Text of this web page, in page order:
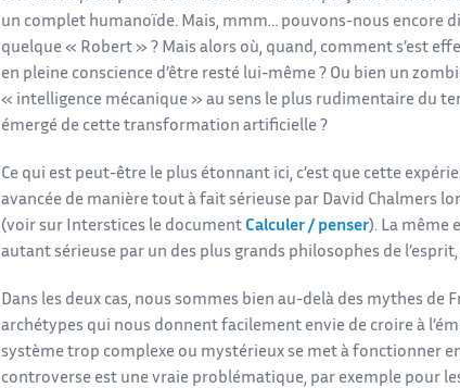
un complet humanoïde. Mais, mmm… pouvons-nous encore
quelque « Robert » ? Mais alors où, quand, comment s’est
en pleine conscience d’être resté lui-même ? Ou bien un
« intelligence mécanique » au sens le plus rudimentaire du
émergé de cette transformation artificielle ?
Ce qui est peut-être le plus étonnant ici, c’est que cette
avancée de manière tout à fait sérieuse par David Chalmers
(voir sur Interstices le document Calculer / penser). La même
autant sérieuse par un des plus grands philosophes de
Dans les deux cas, nous sommes bien au-delà des mythes de
archétypes qui nous donnent facilement envie de croire à
système trop complexe ou mystérieux se met à fonctionner
controverse est une vraie problématique, par exemple pour